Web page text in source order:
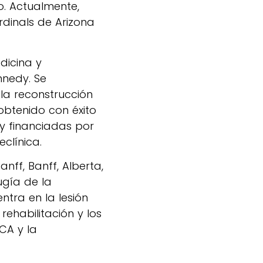
Actualmente,
de Arizona
y
Se
reconstrucción
con éxito
financiadas por
Banff, Alberta,
de la
en la lesión
y los
y la